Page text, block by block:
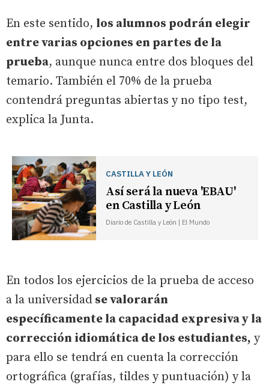
En este sentido, los alumnos podrán elegir
entre varias opciones en partes de la
prueba, aunque nunca entre dos bloques del
temario. También el 70% de la prueba
contendrá preguntas abiertas y no tipo test,
explica la Junta.
CASTILLA Y LEÓN
Así será la nueva 'EBAU'
en Castilla y León
Diario de Castilla y León | El Mundo
En todos los ejercicios de la prueba de acceso
a la universidad se valorarán
específicamente la capacidad expresiva y la
corrección idiomática de los estudiantes, y
para ello se tendrá en cuenta la corrección
ortográfica (grafías, tildes y puntuación) y la